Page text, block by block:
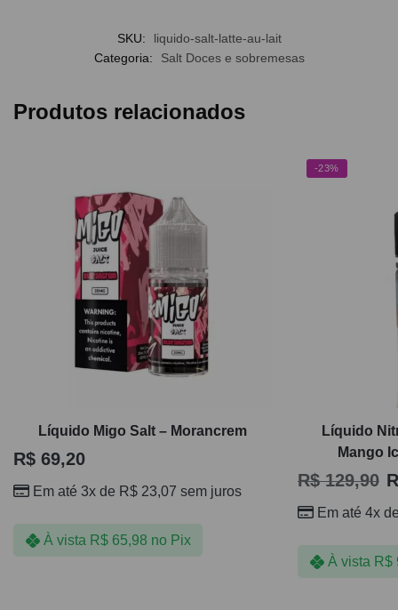
SKU:
liquido-salt-latte-au-lait
Categoria:
Salt Doces e sobremesas
Produtos relacionados
Líquido Migo Salt – Morancrem
R$ 69,20
Em até 3x de R$ 23,07 sem juros
À vista R$65,98 no Pix
-23%
Líquido
Mango
R$129,90
Em até 4x
À vista R$